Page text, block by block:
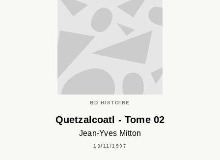
BD HISTOIRE
Quetzalcoatl - Tome 02
Jean-Yves Mitton
13/11/1997